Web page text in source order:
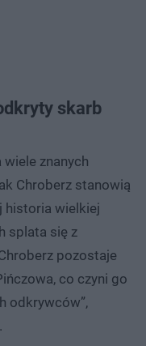
skarb
znanych
Chroberz stanowią
historia wielkiej
splata się z
pozostaje
co czyni go
odkrywców”,